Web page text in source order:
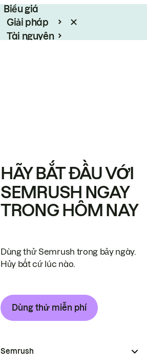
Biểu giá
Giải pháp
Tài nguyên
HÃY BẮT ĐẦU VỚI
SEMRUSH NGAY
TRONG HÔM NAY
Dùng thử Semrush trong bảy ngày.
Hủy bất cứ lúc nào.
Dùng thử miễn phí
Semrush